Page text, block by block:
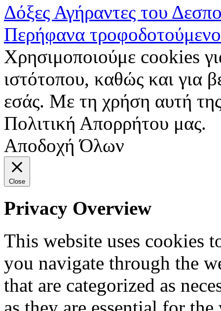
Δόξες Αγήραντες του
Περήφανα
Χρησιμοποιούμε cookies
ιστότοπου, καθώς και για
εσάς. Με τη χρήση αυτή
Πολιτική Απορρήτου μας.
Αποδοχή Όλων
Close
Privacy Overview
This website uses cookies
you navigate through the
that are categorized as